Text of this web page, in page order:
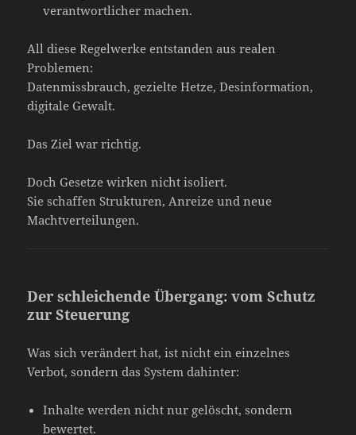
verantwortlicher machen.
All diese Regelwerke entstanden aus realen
Problemen:
Datenmissbrauch, gezielte Hetze, Desinformation,
digitale Gewalt.
Das Ziel war richtig.
Doch Gesetze wirken nicht isoliert.
Sie schaffen Strukturen, Anreize und neue
Machtverteilungen.
Der schleichende Übergang: vom Schutz
zur Steuerung
Was sich verändert hat, ist nicht ein einzelnes
Verbot, sondern das System dahinter:
Inhalte werden nicht nur gelöscht, sondern
bewertet.